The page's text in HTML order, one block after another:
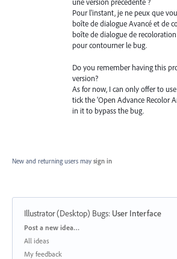
une version précédente ?
Pour l'instant, je ne peux que
boîte de dialogue Avancé et de
boîte de dialogue de
pour contourner le bug.
Do you remember having this
version?
As for now, I can only offer to
tick the 'Open Advance Recolor
in it to bypass the bug.
New and returning users may sign in
Illustrator (Desktop) Bugs: User Interface
Categories
Post a new idea…
All ideas
My feedback